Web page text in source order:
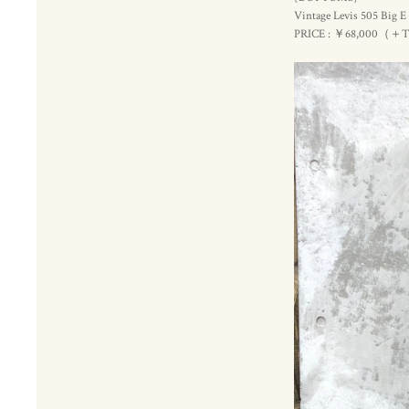
Vintage Levis 505 Big E
PRICE : ￥68,000（＋